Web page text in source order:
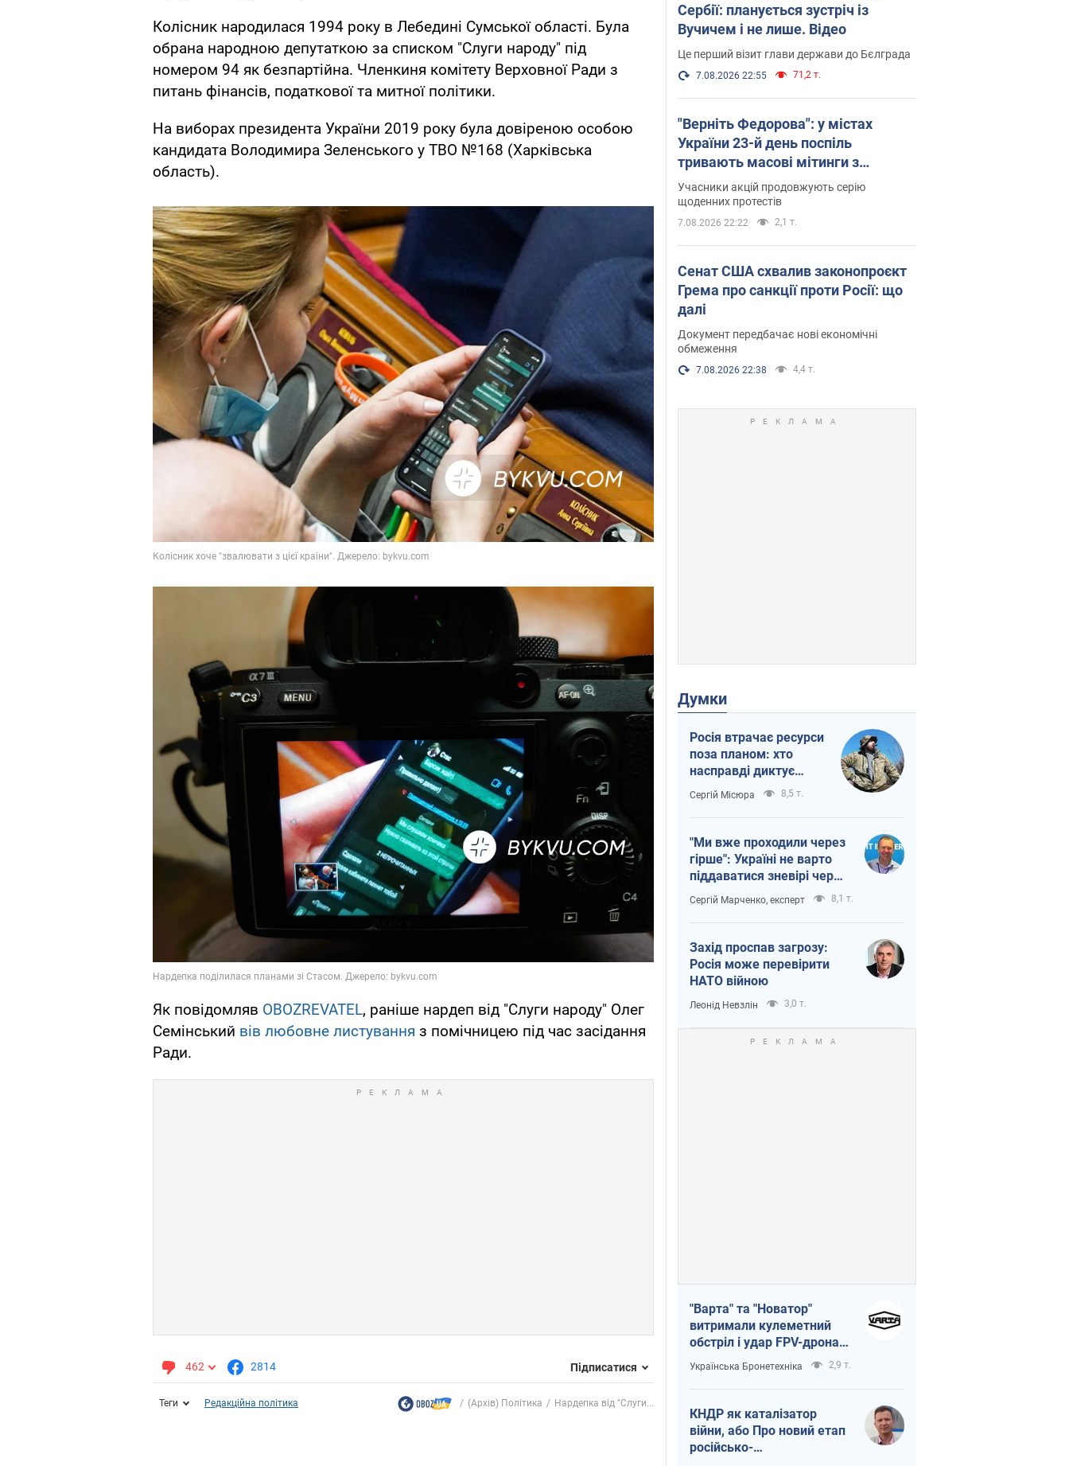
Колісник народилася 1994 року в Лебедині Сумської області. Була
обрана народною депутаткою за списком "Слуги народу" під
номером 94 як безпартійна. Членкиня комітету Верховної Ради з
питань фінансів, податкової та митної політики.
На виборах президента України 2019 року була довіреною особою
кандидата Володимира Зеленського у ТВО №168 (Харківська
область).
Як повідомляв OBOZREVATEL, раніше нардеп від "Слуги народу" Олег
Семінський вів любовне листування з помічницею під час засідання
Ради.
462 2814 Підписатися
Теги Редакційна політика (Архів) Політика Нардепка від "Слуги...
Сербії: планується зустріч із
Вучичем і не лише. Відео
Це перший візит глави держави до Бєлграда
7.08.2026 22:55 71,2 т.
"Верніть Федорова": у містах
України 23-й день поспіль
тривають масові мітинги з
картонками. Фото і відео
Учасники акцій продовжують серію
щоденних протестів
7.08.2026 22:22 2,1 т.
Сенат США схвалив законопроєкт
Грема про санкції проти Росії: що
далі
Документ передбачає нові економічні
обмеження
7.08.2026 22:38 4,4 т.
Думки
Росія втрачає ресурси
поза планом: хто
насправді диктує
темп війни
Сергій Місюра 8,5 т.
"Ми вже проходили через
гірше": Україні не варто
піддаватися зневірі через
ракетний терор
Сергій Марченко, експерт 8,1 т.
Захід проспав загрозу:
Росія може перевірити
НАТО війною
Леонід Невзлін 3,0 т.
"Варта" та "Новатор"
витримали кулеметний
обстріл і удар FPV-дрона,
врятувавши життя
офіцеру ЗСУ
Українська Бронетехніка 2,9 т.
КНДР як каталізатор
війни, або Про новий етап
російсько-